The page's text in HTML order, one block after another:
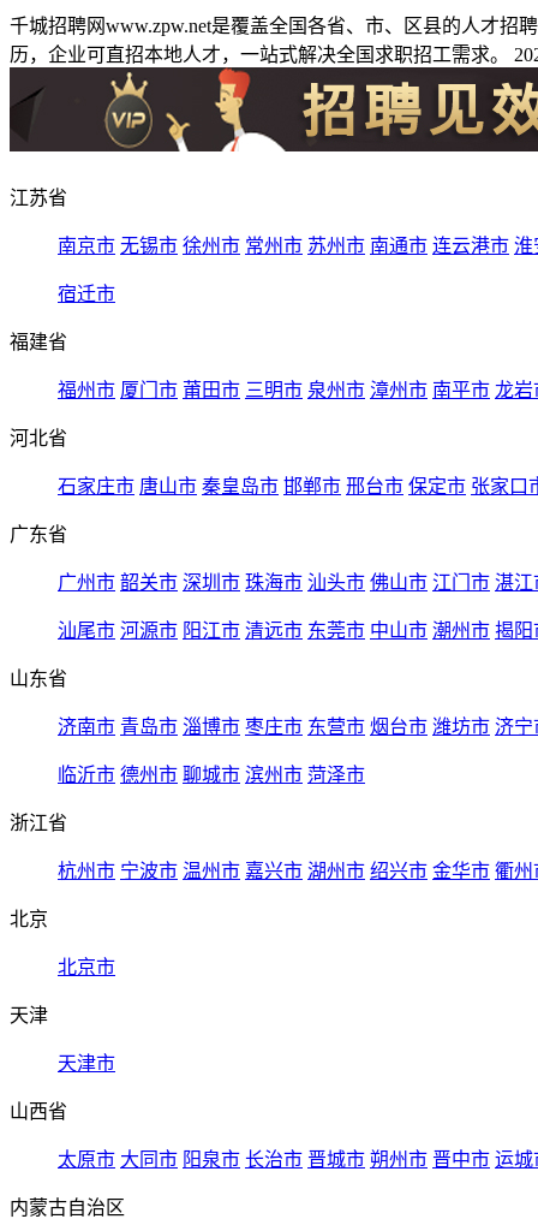
千城招聘网www.zpw.net是覆盖全国各省、市、区县的人才
历，企业可直招本地人才，一站式解决全国求职招工需求。
江苏省
南京市 无锡市 徐州市 常州市 苏州市 南通市 连云港市 淮
宿迁市
福建省
福州市 厦门市 莆田市 三明市 泉州市 漳州市 南平市 龙岩
河北省
石家庄市 唐山市 秦皇岛市 邯郸市 邢台市 保定市 张家口
广东省
广州市 韶关市 深圳市 珠海市 汕头市 佛山市 江门市 湛江
汕尾市 河源市 阳江市 清远市 东莞市 中山市 潮州市 揭阳
山东省
济南市 青岛市 淄博市 枣庄市 东营市 烟台市 潍坊市 济宁
临沂市 德州市 聊城市 滨州市 菏泽市
浙江省
杭州市 宁波市 温州市 嘉兴市 湖州市 绍兴市 金华市 衢州
北京
北京市
天津
天津市
山西省
太原市 大同市 阳泉市 长治市 晋城市 朔州市 晋中市 运城
内蒙古自治区